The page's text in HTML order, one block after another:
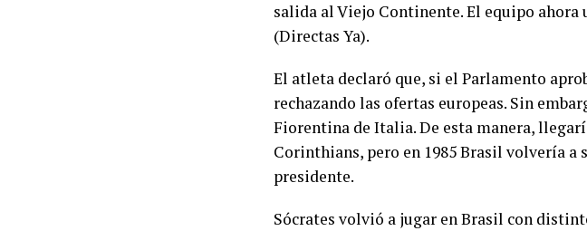
salida al Viejo Continente. El equipo ahora
(Directas Ya).
El atleta declaró que, si el Parlamento
rechazando las ofertas europeas. Sin
Fiorentina de Italia. De esta manera,
Corinthians, pero en 1985 Brasil volvería a
presidente.
Sócrates volvió a jugar en Brasil con